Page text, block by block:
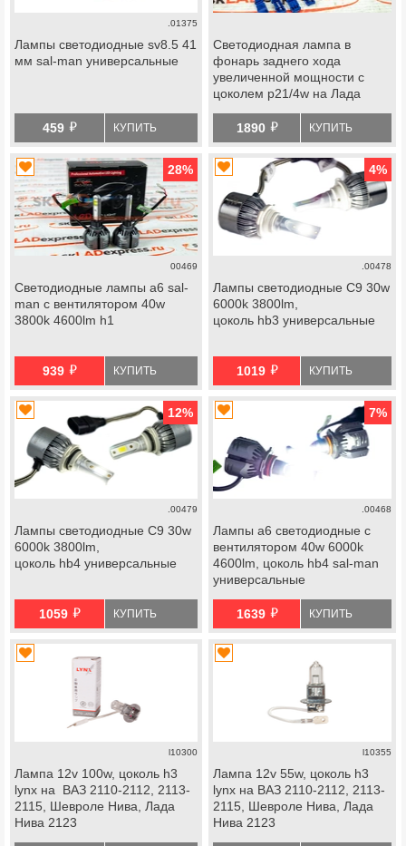
.01375
Лампы светодиодные sv8.5 41
мм sal-man универсальные
459 й КУПИТЬ
Светодиодная лампа в
фонарь заднего хода
увеличенной мощности с
цоколем p21/4w на Лада
Гранта fl, Приора, Приора 2,
Шевроле Нива
1890 й КУПИТЬ
28%
00469
Светодиодные лампы a6 sal-
man с вентилятором 40w
3800k 4600lm h1
939 й КУПИТЬ
4%
.00478
Лампы светодиодные С9 30w
6000k 3800lm,
цоколь hb3 универсальные
1019 й КУПИТЬ
12%
.00479
Лампы светодиодные С9 30w
6000k 3800lm,
цоколь hb4 универсальные
1059 й КУПИТЬ
7%
.00468
Лампы a6 светодиодные с
вентилятором 40w 6000k
4600lm, цоколь hb4 sal-man
универсальные
1639 й КУПИТЬ
l10300
Лампа 12v 100w, цоколь h3
lynx на ВАЗ 2110-2112, 2113-
2115, Шевроле Нива, Лада
Нива 2123
l10355
Лампа 12v 55w, цоколь h3
lynx на ВАЗ 2110-2112, 2113-
2115, Шевроле Нива, Лада
Нива 2123